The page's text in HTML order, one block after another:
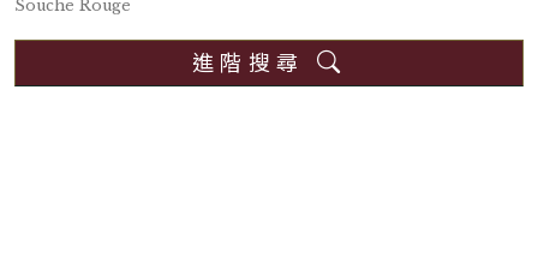
Souche Rouge
進階搜尋